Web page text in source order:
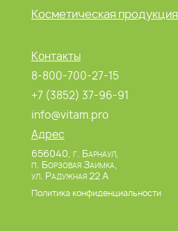
Косметическая продукция
Контакты
8-800-700-27-15
+7 (3852) 37-96-91
info@vitam.pro
Адрес
656040, г. Барнаул,
п. Борзовая Заимка,
ул. Радужная 22 А
Политика конфиденциальности